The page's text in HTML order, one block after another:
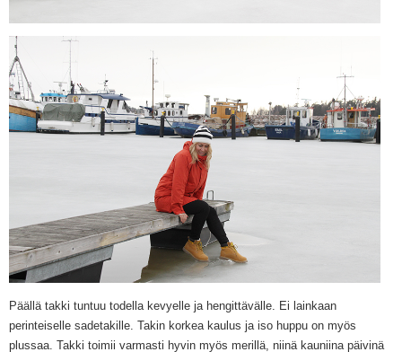
Päällä takki tuntuu todella kevyelle ja hengittävälle. Ei lainkaan
perinteiselle sadetakille. Takin korkea kaulus ja iso huppu on myös
plussaa. Takki toimii varmasti hyvin myös merillä, niinä kauniina päivinä